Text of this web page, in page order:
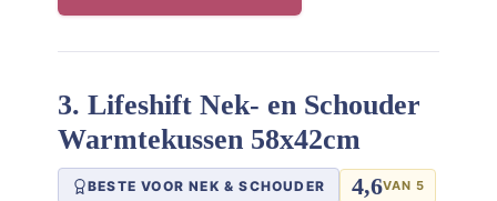
3. Lifeshift Nek- en Schouder
Warmtekussen 58x42cm
BESTE VOOR NEK & SCHOUDER 4,6VAN 5